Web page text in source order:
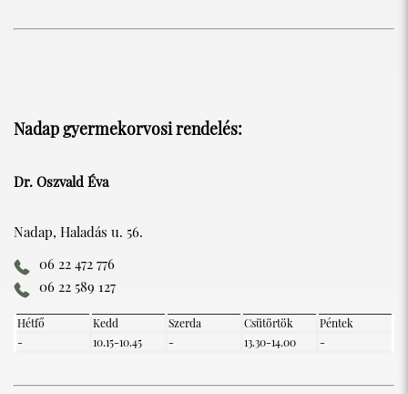
Nadap gyermekorvosi rendelés:
Dr. Oszvald Éva
Nadap, Haladás u. 56.
06 22 472 776
06 22 589 127
Hétfő Kedd Szerda Csütörtök
Péntek
-
10.15-10.45 - 13.30-14.00 -